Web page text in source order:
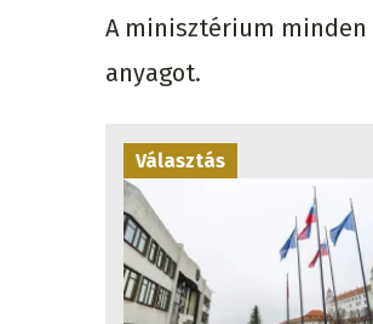
A minisztérium minden
anyagot.
Választás